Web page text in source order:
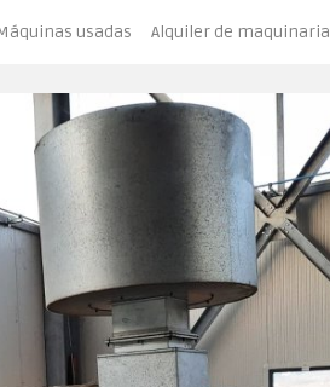
usadas Alquiler de maquinaria